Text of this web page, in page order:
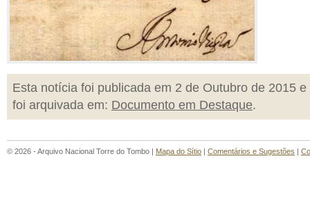
Esta notícia foi publicada em 2 de Outubro de 2015 e
foi arquivada em: Documento em Destaque.
© 2026 - Arquivo Nacional Torre do Tombo | Mapa do Sítio | Comentários e Sugestões |